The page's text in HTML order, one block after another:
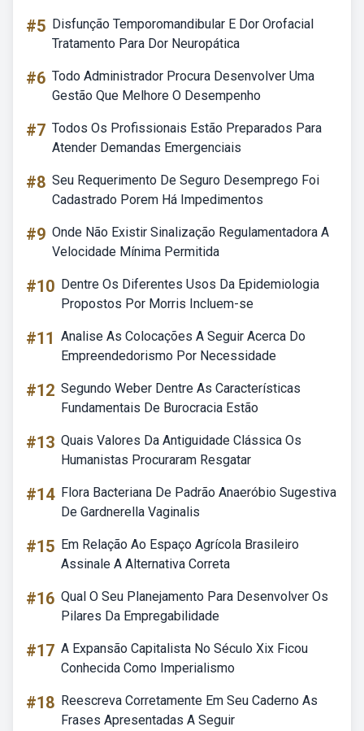
#5 Disfunção Temporomandibular E Dor Orofacial
Tratamento Para Dor Neuropática
#6 Todo Administrador Procura Desenvolver Uma
Gestão Que Melhore O Desempenho
#7 Todos Os Profissionais Estão Preparados Para
Atender Demandas Emergenciais
#8 Seu Requerimento De Seguro Desemprego Foi
Cadastrado Porem Há Impedimentos
#9 Onde Não Existir Sinalização Regulamentadora A
Velocidade Mínima Permitida
#10 Dentre Os Diferentes Usos Da Epidemiologia
Propostos Por Morris Incluem-se
#11 Analise As Colocações A Seguir Acerca Do
Empreendedorismo Por Necessidade
#12 Segundo Weber Dentre As Características
Fundamentais De Burocracia Estão
#13 Quais Valores Da Antiguidade Clássica Os
Humanistas Procuraram Resgatar
#14 Flora Bacteriana De Padrão Anaeróbio Sugestiva
De Gardnerella Vaginalis
#15 Em Relação Ao Espaço Agrícola Brasileiro
Assinale A Alternativa Correta
#16 Qual O Seu Planejamento Para Desenvolver Os
Pilares Da Empregabilidade
#17 A Expansão Capitalista No Século Xix Ficou
Conhecida Como Imperialismo
#18 Reescreva Corretamente Em Seu Caderno As
Frases Apresentadas A Seguir